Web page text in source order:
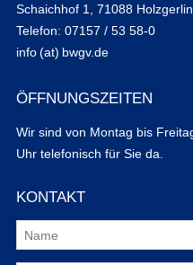
Schaichhof 1, 71088
Telefon: 07157 / 53 58-0
info (at) bwgv.de
ÖFFNUNGSZEITEN
Wir sind von Montag bis
Uhr telefonisch für Sie da.
KONTAKT